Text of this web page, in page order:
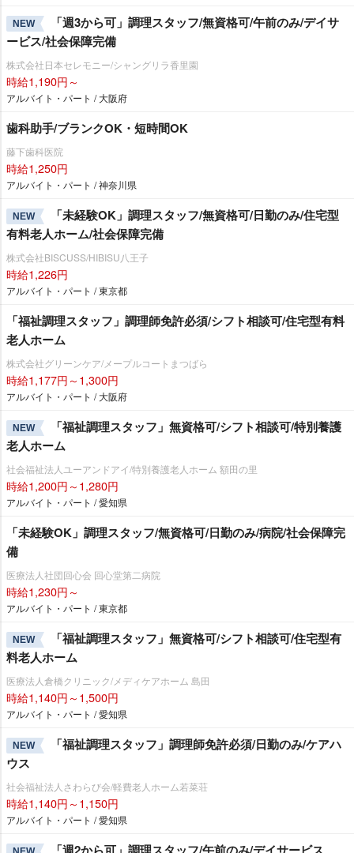
NEW
「週3から可」調理スタッフ/無資格可/午前のみ/デイサ
ービス/社会保障完備
株式会社日本セレモニー/シャングリラ香里園
時給1,190円～
アルバイト・パート / 大阪府
歯科助手/ブランクOK・短時間OK
藤下歯科医院
時給1,250円
アルバイト・パート / 神奈川県
NEW
「未経験OK」調理スタッフ/無資格可/日勤のみ/住宅型
有料老人ホーム/社会保障完備
株式会社BISCUSS/HIBISU八王子
時給1,226円
アルバイト・パート / 東京都
「福祉調理スタッフ」調理師免許必須/シフト相談可/住宅型有料
老人ホーム
株式会社グリーンケア/メープルコートまつばら
時給1,177円～1,300円
アルバイト・パート / 大阪府
NEW
「福祉調理スタッフ」無資格可/シフト相談可/特別養護
老人ホーム
社会福祉法人ユーアンドアイ/特別養護老人ホーム 額田の里
時給1,200円～1,280円
アルバイト・パート / 愛知県
「未経験OK」調理スタッフ/無資格可/日勤のみ/病院/社会保障完
備
医療法人社団回心会 回心堂第二病院
時給1,230円～
アルバイト・パート / 東京都
NEW
「福祉調理スタッフ」無資格可/シフト相談可/住宅型有
料老人ホーム
医療法人倉橋クリニック/メディケアホーム 島田
時給1,140円～1,500円
アルバイト・パート / 愛知県
NEW
「福祉調理スタッフ」調理師免許必須/日勤のみ/ケアハ
ウス
社会福祉法人さわらび会/軽費老人ホーム若菜荘
時給1,140円～1,150円
アルバイト・パート / 愛知県